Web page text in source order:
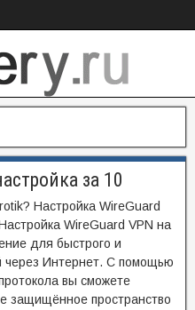
за 10
Настройка WireGuard
WireGuard VPN на
для быстрого и
через Интернет. С помощью
вы сможете
защищённое пространство